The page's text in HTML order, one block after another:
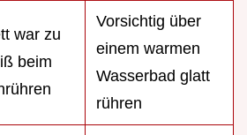
war zu
beim
Vorsichtig über
einem warmen
Wasserbad glatt
rühren